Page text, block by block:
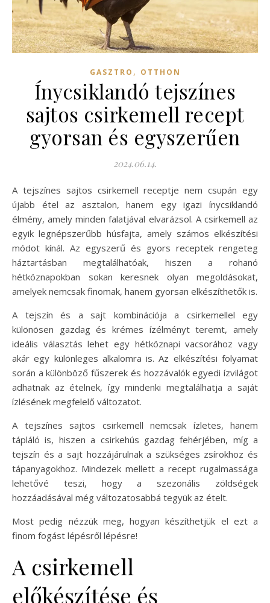
GASZTRO , OTTHON
Ínycsiklandó tejszínes
sajtos csirkemell recept
gyorsan és egyszerűen
2024.06.14.
A tejszínes sajtos csirkemell receptje nem csupán egy
újabb étel az asztalon, hanem egy igazi ínycsiklandó
élmény, amely minden falatjával elvarázsol. A csirkemell az
egyik legnépszerűbb húsfajta, amely számos elkészítési
módot kínál. Az egyszerű és gyors receptek rengeteg
háztartásban megtalálhatóak, hiszen a rohanó
hétköznapokban sokan keresnek olyan megoldásokat,
amelyek nemcsak finomak, hanem gyorsan elkészíthetők is.
A tejszín és a sajt kombinációja a csirkemellel egy
különösen gazdag és krémes ízélményt teremt, amely
ideális választás lehet egy hétköznapi vacsorához vagy
akár egy különleges alkalomra is. Az elkészítési folyamat
során a különböző fűszerek és hozzávalók egyedi ízvilágot
adhatnak az ételnek, így mindenki megtalálhatja a saját
ízlésének megfelelő változatot.
A tejszínes sajtos csirkemell nemcsak ízletes, hanem
tápláló is, hiszen a csirkehús gazdag fehérjében, míg a
tejszín és a sajt hozzájárulnak a szükséges zsírokhoz és
tápanyagokhoz. Mindezek mellett a recept rugalmassága
lehetővé teszi, hogy a szezonális zöldségek
hozzáadásával még változatosabbá tegyük az ételt.
Most pedig nézzük meg, hogyan készíthetjük el ezt a
finom fogást lépésről lépésre!
A csirkemell
előkészítése és